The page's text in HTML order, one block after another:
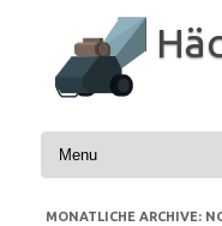
springen
MONATLICHE ARCHIVE: